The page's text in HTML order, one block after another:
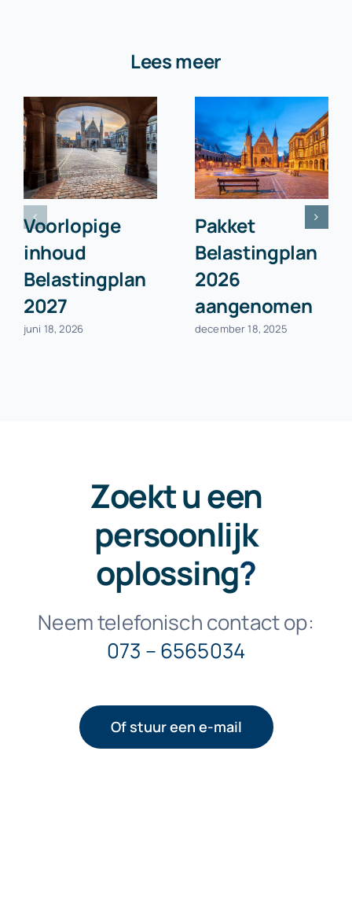
Lees meer
Voorlopige
inhoud
Belastingplan
2027
juni 18, 2026
Pakket
Belastingplan
2026
aangenomen
december 18, 2025
Zoekt u een
persoonlijk
oplossing?
Neem telefonisch contact op:
073 – 6565034
Of stuur een e-mail